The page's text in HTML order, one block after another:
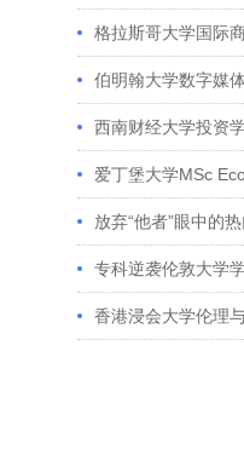
格拉斯哥大学国际
伯明翰大学数字媒
例 西南财经大学投资
校多份Offer
爱丁堡大学MSc
放弃“他者”眼中的
获藤校offer｜成功跨
专科逆袭伦敦大学
香港浸会大学伦理